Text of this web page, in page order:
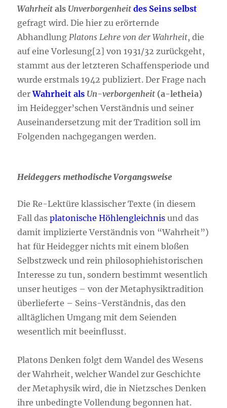
Wahrheit als Unverborgenheit des Seins selbst
gefragt wird. Die hier zu erörternde
AbhandlungPlatons Lehre von der Wahrheit, die
auf eine Vorlesung[2] von 1931/32 zurückgeht,
stammt aus der letzteren Schaffensperiode und
wurde erstmals 1942 publiziert. Der Frage nach
derWahrheit als Un-verborgenheit (a-letheia)
im Heidegger’schen Verständnis und seiner
Auseinandersetzung mit der Tradition soll im
Folgenden nachgegangen werden.
Heideggers methodische Vorgangsweise
Die Re-Lektüre klassischer Texte (in diesem
Fall dasplatonische Höhlengleichnis und das
damit implizierte Verständnis von “Wahrheit”)
hat für Heidegger nichts mit einem bloßen
Selbstzweck und rein philosophiehistorischen
Interesse zu tun, sondern bestimmt wesentlich
unser heutiges – von der Metaphysiktradition
überlieferte – Seins-Verständnis, das den
alltäglichen Umgang mit dem Seienden
wesentlich mit beeinflusst.
Platons Denken folgt dem Wandel des Wesens
der Wahrheit, welcher Wandel zur Geschichte
der Metaphysik wird, die in Nietzsches Denken
ihre unbedingte Vollendung begonnen hat.